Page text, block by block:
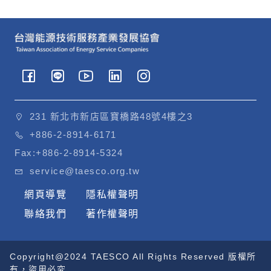
231 新北市新店區寶橋路48號4樓之3
+886-2-8914-6171
Fax:+886-2-8914-5324
service@taesco.org.tw
網頁導覽
聯絡我們
隱私權聲明
著作權聲明
Copyright@2024 TAESCO All Rights Reserved 版權所